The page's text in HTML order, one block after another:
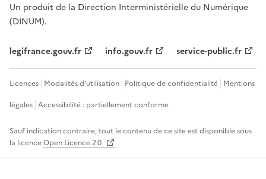
Un produit de la Direction Interministérielle du Numérique
(DINUM).
legifrance.gouv.fr info.gouv.fr service-public.fr
Licences Modalités d'utilisation Politique de confidentialité Mentions
légales Accessibilité : partiellement conforme
Sauf indication contraire, tout le contenu de ce site est disponible sous
la licenceOpen Licence 2.0